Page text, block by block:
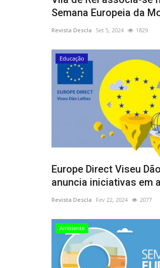
Semana Europeia da
Revista Descla Set 5, 2024 1829
Educação
Europe Direct Viseu
anuncia iniciativas em
Revista Descla Fev 22, 2024 2077
Ambiente